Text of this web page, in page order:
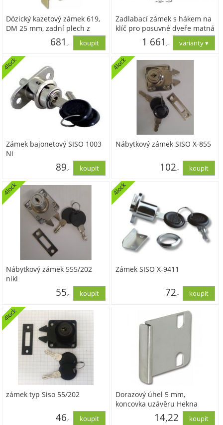
Dózický kazetový zámek 619,
DM 25 mm, zadní plech z
681,-
Zadlabací zámek s hákem na
klíč pro posuvné dveře matná
nerezová ocel
1 661 ,-
1 372,75
Zámek bajonetový SISO 1003
Ni
4lock
89,-
73,76
Nábytkový zámek SISO X-855
4lock
102,-
Nábytkový zámek 555/202
nikl
4lock
55,-
45,66
Zámek SISO X-9411
4lock
72,-
zámek typ Siso 55/202
4lock
46,-
Dorazový úhel 5 mm,
koncovka uzávěru Hekna
příslušenství, ocel
14,22